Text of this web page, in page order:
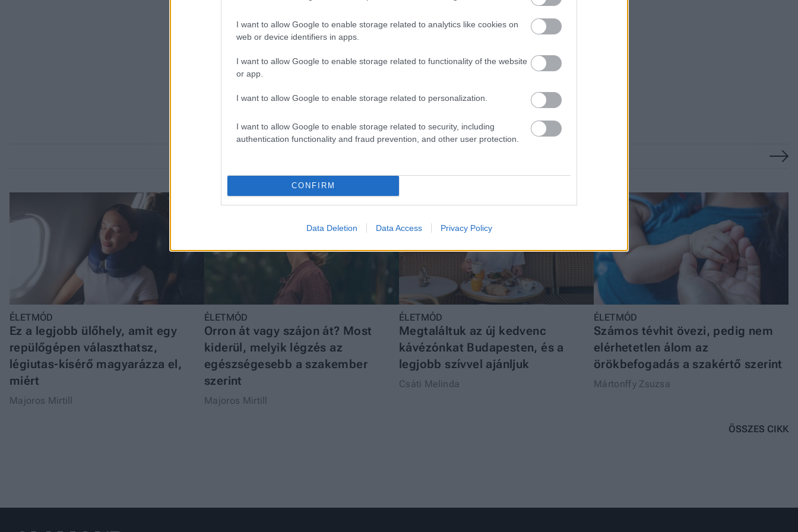
I want to allow Google to enable storage related to analytics like cookies on
web or device identifiers in apps.
I want to allow Google to enable storage related to functionality of the website
or app.
I want to allow Google to enable storage related to personalization.
I want to allow Google to enable storage related to security, including
authentication functionality and fraud prevention, and other user protection.
CONFIRM
Data Deletion Data Access Privacy Policy
ÉLETMÓD
Ez a legjobb ülőhely, amit egy
repülőgépen választhatsz,
légiutas-kísérő magyarázza el,
miért
Majoros Mirtill
ÉLETMÓD
Orron át vagy szájon át? Most
kiderül, melyik légzés az
egészségesebb a szakember
szerint
Majoros Mirtill
ÉLETMÓD
Megtaláltuk az új kedvenc
kávézónkat Budapesten, és a
legjobb szívvel ajánljuk
Csáti Melinda
ÉLETMÓD
Számos tévhit övezi, pedig nem
elérhetetlen álom az
örökbefogadás a szakértő szerint
Mártonffy Zsuzsa
ÖSSZES CIKK